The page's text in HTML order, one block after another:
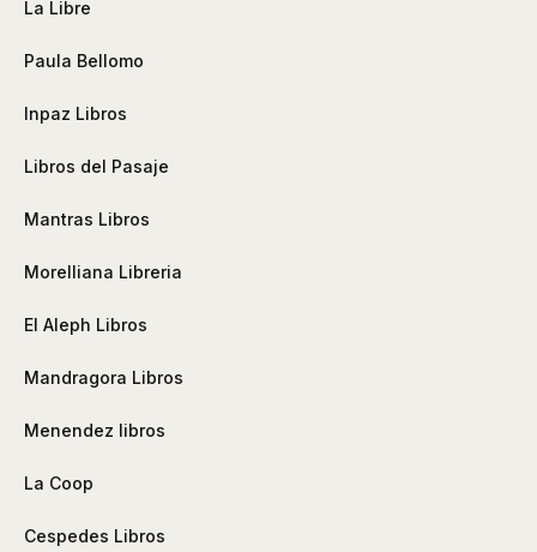
La Libre
Paula Bellomo
Inpaz Libros
Libros del Pasaje
Mantras Libros
Morelliana Libreria
El Aleph Libros
Mandragora Libros
Menendez libros
La Coop
Cespedes Libros